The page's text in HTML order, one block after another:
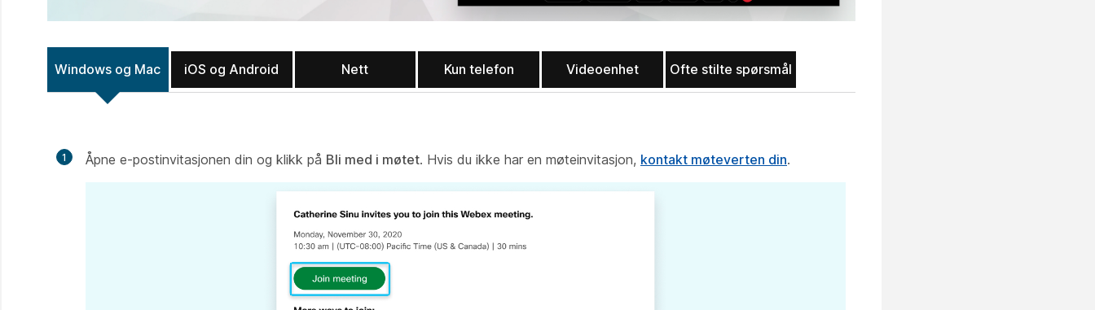
Windows og Mac iOS og Android Nett Kun telefon Videoenhet Ofte stilte spørsmål
1 Åpne e-postinvitasjonen din og klikk på Bli med i møtet. Hvis du ikke har en møteinvitasjon, kontakt møteverten din.